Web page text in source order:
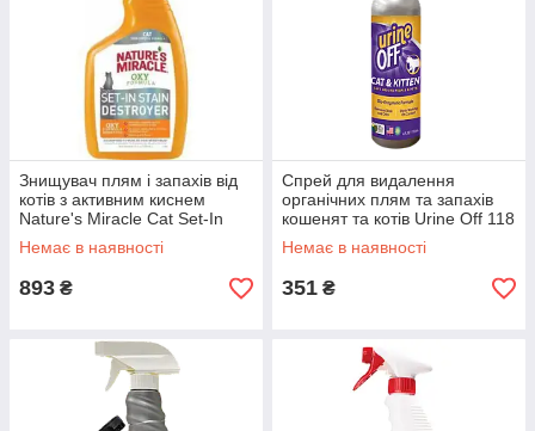
Знищувач плям і запахів від
котів з активним киснем
Nature's Miracle Cat Set-In
Stain Destroyer Oxy Formula
709 мл
Немає в наявності
893 ₴
Спрей для видалення
органічних плям та запахів
кошенят та котів Urine Off 118
мл
Немає в наявності
351 ₴